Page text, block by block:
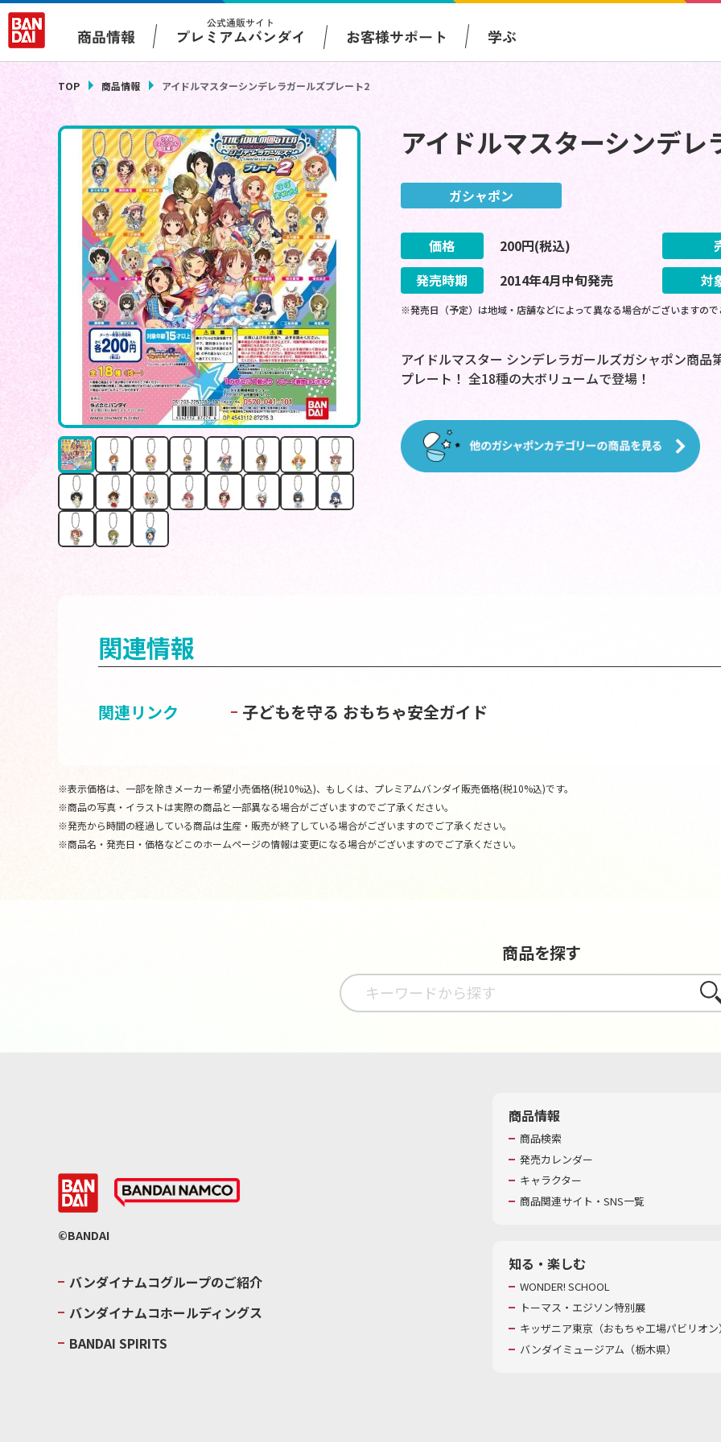
商品情報
公式通販サイト
プレミアムバンダイ お客様サポート 学ぶ
TOP 商品情報 アイドルマスターシンデレラガールズプレート2
アイドルマスターシンデ
ガシャポン
価格 200円(税込)
発売時期
2014年4月中旬発売 対
※発売日（予定）は地域・店舗などによって異なる場合がございますの
アイドルマスター シンデレラガールズガシャポン商
プレート！ 全18種の大ボリュームで登場！
関連情報
関連リンク 子どもを守る おもちゃ安全ガイド
※表示価格は、一部を除きメーカー希望小売価格(税10%込)、もしくは、プレミアムバンダイ販売価格(税10%込)です。
※商品の写真・イラストは実際の商品と一部異なる場合がございますのでご了承ください。
※発売から時間の経過している商品は生産・販売が終了している場合がございますのでご了承ください。
※商品名・発売日・価格などこのホームページの情報は変更になる場合がございますのでご了承ください。
商品を探す
さが
©BANDAI
バンダイナムコグループのご紹介
バンダイナムコホールディングス
BANDAI SPIRITS
商品情報
商品検索
発売カレンダー
キャラクター
商品関連サイト・SNS一覧
知る・楽しむ
WONDER! SCHOOL
トーマス・エジソン特別展
キッザニア東京（おもちゃ工場パビリオ
バンダイミュージアム（栃木県）